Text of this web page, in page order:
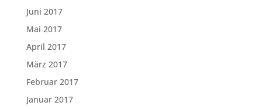
Juni 2017
Mai 2017
April 2017
März 2017
Februar 2017
Januar 2017